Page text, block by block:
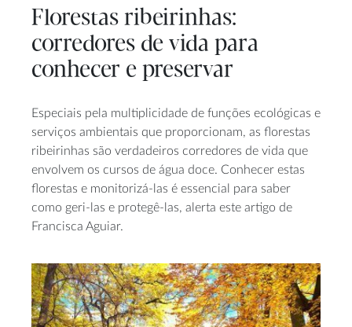
Florestas ribeirinhas:
corredores de vida para
conhecer e preservar
Especiais pela multiplicidade de funções ecológicas e
serviços ambientais que proporcionam, as florestas
ribeirinhas são verdadeiros corredores de vida que
envolvem os cursos de água doce. Conhecer estas
florestas e monitorizá-las é essencial para saber
como geri-las e protegê-las, alerta este artigo de
Francisca Aguiar.